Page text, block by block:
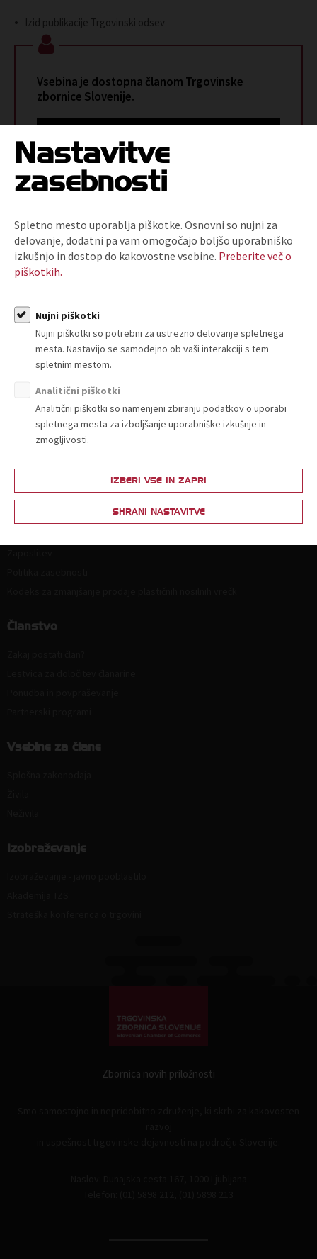
Izid publikacije Trgovinski odsev
Vsebina je dostopna članom Trgovinske
zbornice Slovenije.
ali
POSTANI ČLAN
ARHIV T-INFORMACIJ
O nas
Kdo smo in kako do nas?
Organiziranost
Poslanstvo, vrednote, vizija
Principi in področja delovanja
Članstvo
Vsebine za člane
Izobraževanje
Zbornica novih priložnosti
Nastavitve
zasebnosti
Spletno mesto uporablja piškotke. Osnovni so nujni za
delovanje, dodatni pa vam omogočajo boljšo uporabniško
izkušnjo in dostop do kakovostne vsebine. Preberite več o
piškotkih.
Nujni piškotki
Nujni piškotki so potrebni za ustrezno delovanje spletnega
mesta. Nastavijo se samodejno ob vaši interakciji s tem
spletnim mestom.
Analitični piškotki
Analitični piškotki so namenjeni zbiranju podatkov o uporabi
spletnega mesta za izboljšanje uporabniške izkušnje in
zmogljivosti.
IZBERI VSE IN ZAPRI
SHRANI NASTAVITVE